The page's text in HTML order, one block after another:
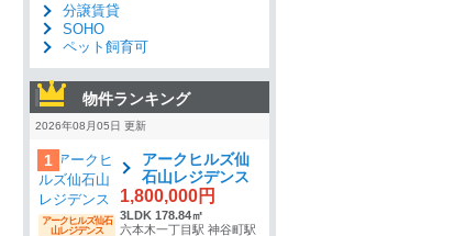
分譲賃貸
SOHO
ペット飼育可
物件ランキング
2026年08月05日 更新
1
アークヒルズ仙石
山レジデンス
アークヒルズ仙
石山レジデンス
1,800,000円
3LDK 178.84㎡
六本木一丁目駅 神谷町駅